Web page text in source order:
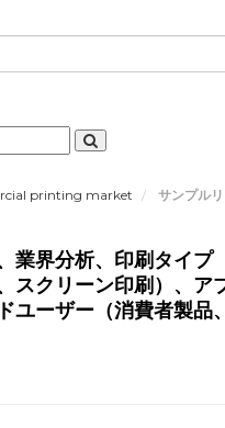
printing market サンプル
業界分析、印刷タイプ
スクリーン印刷）、ア
ユーザー（消費者製品